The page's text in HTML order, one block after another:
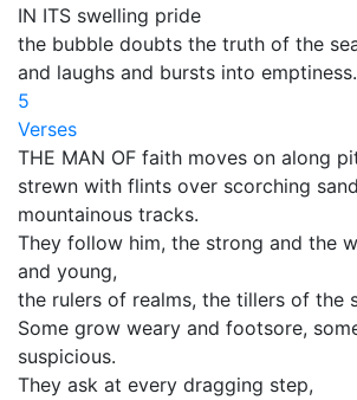
IN ITS swelling pride
the bubble doubts the truth of the
and laughs and bursts into emptiness.
5
Verses
THE MAN OF faith moves on along
strewn with flints over scorching
mountainous tracks.
They follow him, the strong and the
and young,
the rulers of realms, the tillers of the
Some grow weary and footsore,
suspicious.
They ask at every dragging step,